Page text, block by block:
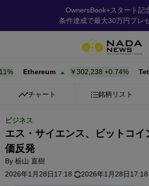
OwnersBook+スタート記
条件達成で最大30万円プレ
Ethereum ￥302,238 +0.74% Tether
チャート 銘柄リスト
ビジネス
エス・サイエンス、ビットコイ
価反発
By 栃山 直樹
2026年1月28日17:18
2026年1月28日17:18